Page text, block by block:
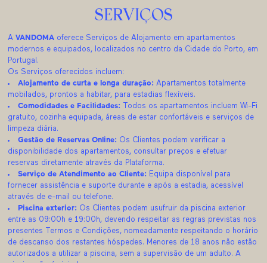
SERVIÇOS
AVANDOMA oferece Serviços de Alojamento em apartamentos
modernos e equipados, localizados no centro da Cidade do Porto, em
Portugal.
Os Serviços oferecidos incluem:
Alojamento de curta e longa duração: Apartamentos totalmente
mobilados, prontos a habitar, para estadias flexíveis.
Comodidades e Facilidades:
Todos os apartamentos incluem Wi-Fi
gratuito, cozinha equipada, áreas de estar confortáveis e serviços de
limpeza diária.
Gestão de Reservas Online: Os Clientes podem verificar a
disponibilidade dos apartamentos, consultar preços e efetuar
reservas diretamente através da Plataforma.
Serviço de Atendimento ao Cliente: Equipa disponível para
fornecer assistência e suporte durante e após a estadia, acessível
através de e-mail ou telefone.
Piscina exterior: Os Clientes podem usufruir da piscina exterior
entre as 09:00h e 19:00h, devendo respeitar as regras previstas nos
presentes Termos e Condições, nomeadamente respeitando o horário
de descanso dos restantes hóspedes. Menores de 18 anos não estão
autorizados a utilizar a piscina, sem a supervisão de um adulto. A